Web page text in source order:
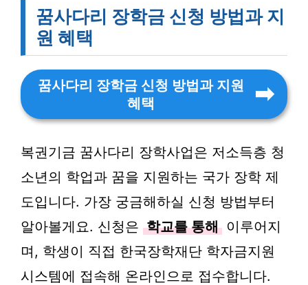
꿈사다리 장학금 신청 방법과 지
원 혜택
꿈사다리 장학금 신청 방법과 지원
혜택
복권기금 꿈사다리 장학사업은 저소득층 청
소년의 학업과 꿈을 지원하는 국가 장학 제
도입니다. 가장 궁금해하실 신청 방법부터
알아볼게요. 신청은 학교를 통해 이루어지
며, 학생이 직접 한국장학재단 학자금지원
시스템에 접속해 온라인으로 접수합니다.